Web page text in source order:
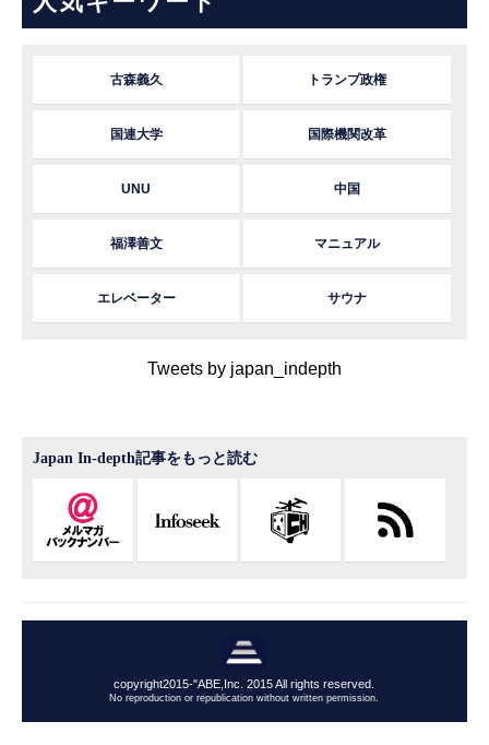
古森義久 トランプ政権
国連大学 国際機関改革
UNU 中国
福澤善文 マニュアル
エレベーター サウナ
Tweets by japan_indepth
Japan In-depth記事をもっと読む
copyright2015-"ABE,Inc. 2015 All rights reserved.
No reproduction or republication without written permission.